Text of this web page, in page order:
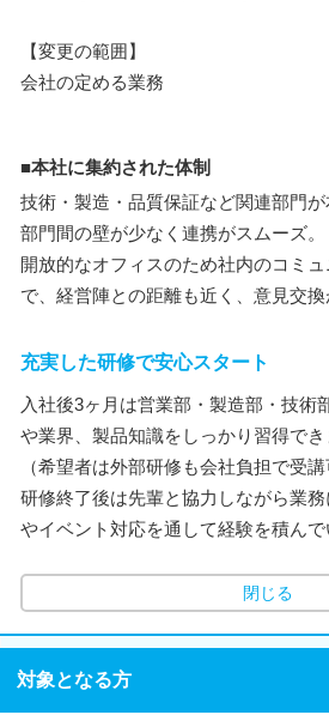
【変更の範囲】
会社の定める業務
■本社に集約された体制
技術・製造・品質保証など関連部門が
部門間の壁が少なく連携がスムーズ。
開放的なオフィスのため社内のコミ
で、経営陣との距離も近く、意見交換
充実した研修で安心スタート
入社後3ヶ月は営業部・製造部・技術
や業界、製品知識をしっかり習得でき
（希望者は外部研修も会社負担で受講
研修終了後は先輩と協力しながら業
やイベント対応を通して経験を積んで
閉じる
対象となる方